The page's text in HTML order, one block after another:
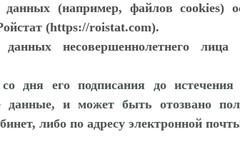
данных (например, файлов
(https://roistat.com).
несовершеннолетнего
со дня его подписания до
данные, и может быть отозвано
либо по адресу электронной